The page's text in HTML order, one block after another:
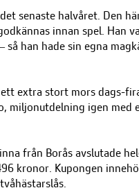
senaste halvåret. Den
innan spel. Han
han hade sin egna
extra stort mors dags-
miljonutdelning igen med
från Borås avslutade
kronor. Kupongen